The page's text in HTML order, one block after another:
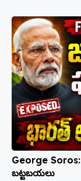
George
బట్టబయలు